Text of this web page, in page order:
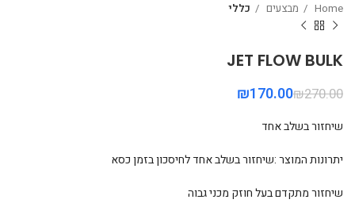
Home מבצעים כללי
JET FLOW BULK
₪270.00
₪170.00
שיחזור בשלב אחד
יתרונות המוצר :שיחזור בשלב אחד לחיסכון בזמן כסא
שיחזור מתקדם בעל חוזק מכני גבוה